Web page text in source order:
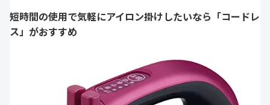
短時間の使用で気軽にアイロン掛けしたいなら「コードレ
ス」がおすすめ